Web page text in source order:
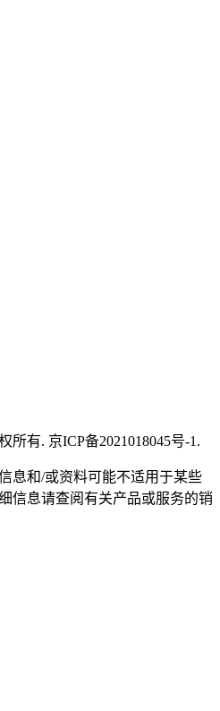
所有. 京ICP备2021018045号-1.
息和/或资料可能不适用于某些
信息请查阅有关产品或服务的销